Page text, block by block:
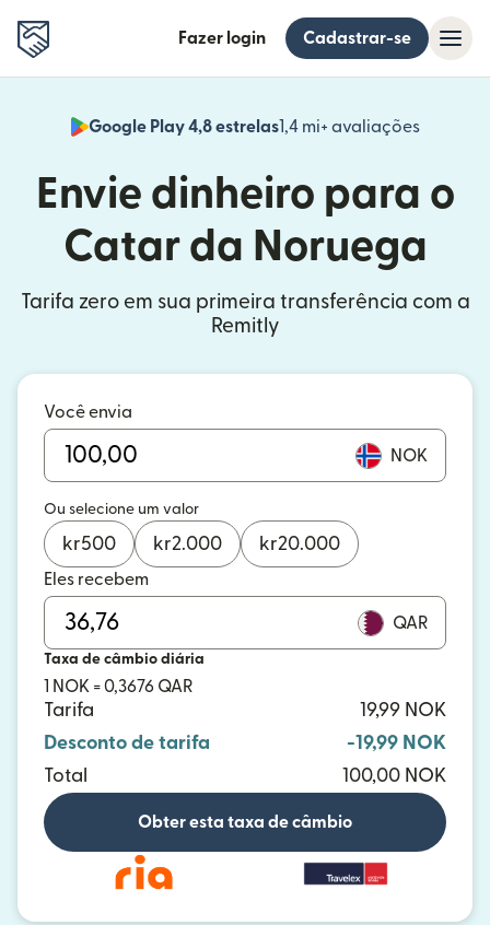
Fazer login Cadastrar-se
Google Play 4,8 estrelas1,4 mi+ avaliações
(abre
Envie dinheiro para o
Catar da Noruega
Tarifa zero em sua primeira transferência com a
Remitly
Você envia
NOK
Ou selecione um valor
kr500 kr2.000 kr20.000
Eles recebem
QAR
Taxa de câmbio diária
1 NOK = 0,3676 QAR
Tarifa
19,99 NOK
Desconto de tarifa
-19,99 NOK
Total
100,00 NOK
Obter esta taxa de câmbio